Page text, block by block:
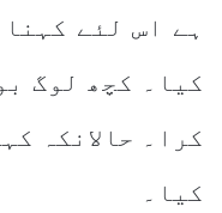
ہے اس لئے
کیا۔ کچھ لوگ
کرا۔ حالانکہ
کیا۔